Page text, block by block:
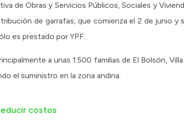
de Obras y Servicios Públicos, Sociales y
de garrafas, que comienza el 2 de junio y
es prestado por YPF.
a unas 1.500 familias de El Bolsón,
el suministro en la zona andina.
costos